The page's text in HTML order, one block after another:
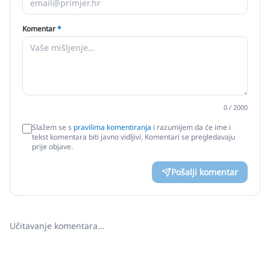
Komentar*
0 / 2000
Slažem se s pravilima komentiranja i razumijem da će ime i
tekst komentara biti javno vidljivi. Komentari se pregledavaju
prije objave.
Pošalji komentar
Učitavanje komentara…